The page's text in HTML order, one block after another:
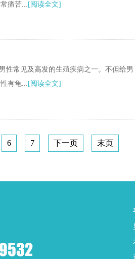
痛苦... [阅读全文]
性常见及高发的生殖疾病之一。不但给男
有龟... [阅读全文]
6 7 下一页
末页